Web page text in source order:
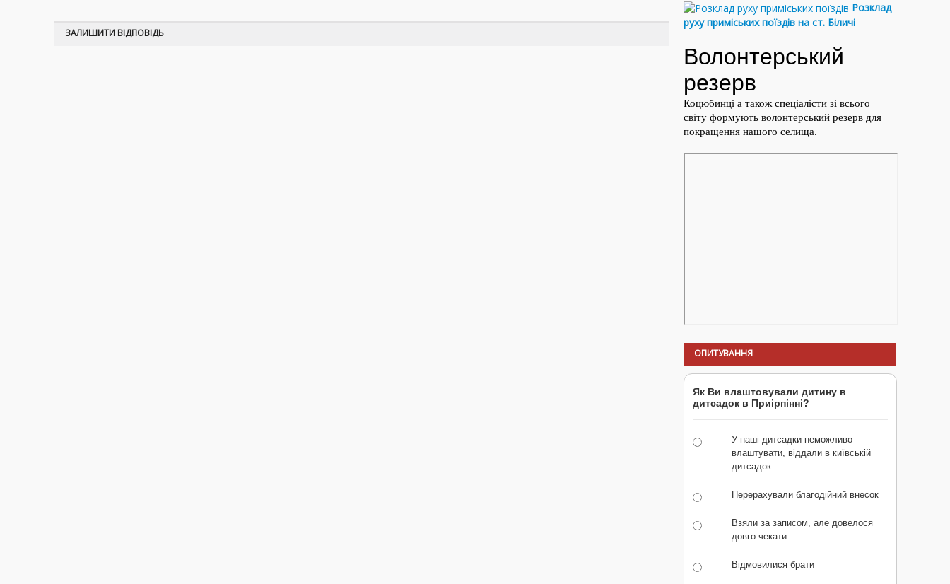
ЗАЛИШИТИ ВІДПОВІДЬ
Розклад
руху приміських поїздів на ст. Біличі
ОПИТУВАННЯ
Як Ви влаштовували дитину в
дитсадок в Приірпінні?
У наші дитсадки неможливо
влаштувати, віддали в київській
дитсадок
Перерахували благодійний внесок
Взяли за записом, але довелося
довго чекати
Відмовилися брати